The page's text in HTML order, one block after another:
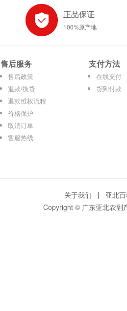
正品保证
100%原产地
售后服务
售后政策
退款/换货
退款维权流程
价格保护
取消订单
客服热线
支付方法
在线支付
货到付款
关于我们 | 亚北
Copyright © 广东亚北农副